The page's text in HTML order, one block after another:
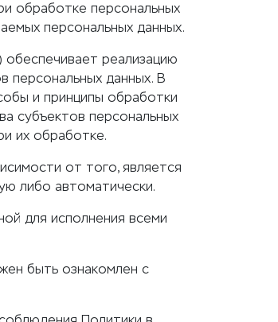
обработке персональных
персональных данных.
реализацию
персональных данных. В
и принципы обработки
субъектов персональных
их обработке.
от того, является
либо автоматически.
для исполнения всеми
быть ознакомлен с